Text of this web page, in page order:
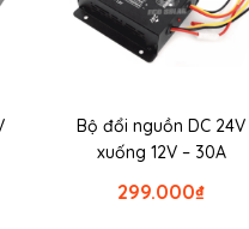
Bộ đổi nguồn DC 24V
xuống 12V – 30A
₫
299.000